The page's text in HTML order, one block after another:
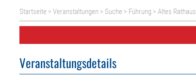
Startseite >Veranstaltungen > Suche > Führung >Altes Rathaus
Veranstaltungsdetails